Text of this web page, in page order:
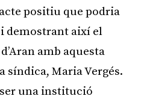
positiu que podria
demostrant així el
amb aquesta
síndica, Maria Vergés.
ser una institució